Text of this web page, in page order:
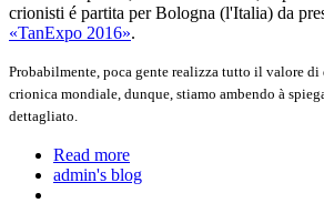
crionisti é partita per Bologna (l'Italia) da
«TanExpo 2016».
Probabilmente, poca gente realizza tutto il valore di
crionica mondiale, dunque, stiamo ambendo à
dettagliato.
Read more
admin's blog